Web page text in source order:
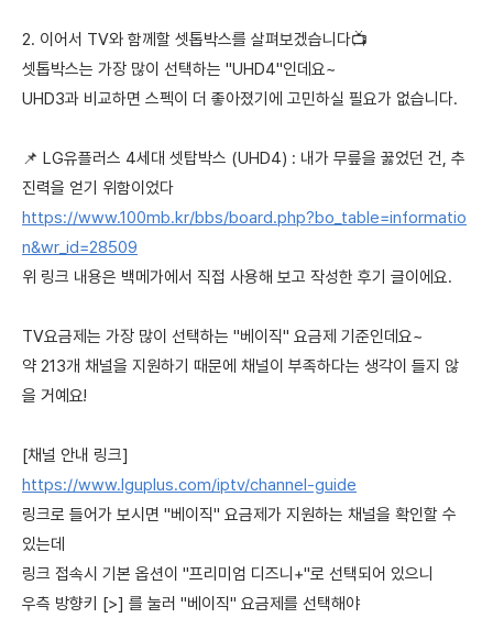
2. 이어서 TV와 함께할 셋톱박스를 살펴보겠습니다📺
셋톱박스는 가장 많이 선택하는 "UHD4"인데요~
UHD3과 비교하면 스펙이 더 좋아졌기에 고민하실 필요가 없습니다.
📌 LG유플러스 4세대 셋탑박스 (UHD4) : 내가 무릎을 꿇었던 건, 추
진력을 얻기 위함이었다
https://www.100mb.kr/bbs/board.php?bo_table=informatio
n&wr_id=28509
위 링크 내용은 백메가에서 직접 사용해 보고 작성한 후기 글이에요.
TV요금제는 가장 많이 선택하는 "베이직" 요금제 기준인데요~
약 213개 채널을 지원하기 때문에 채널이 부족하다는 생각이 들지 않
을 거예요!
[채널 안내 링크]
https://www.lguplus.com/iptv/channel-guide
링크로 들어가 보시면 "베이직" 요금제가 지원하는 채널을 확인할 수
있는데
링크 접속시 기본 옵션이 "프리미엄 디즈니+"로 선택되어 있으니
우측 방향키 [>] 를 눌러 "베이직" 요금제를 선택해야